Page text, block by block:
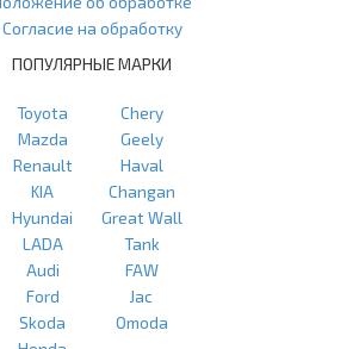
Согласие на обработку
ПОПУЛЯРНЫЕ МАРКИ
Toyota
Mazda
Renault
KIA
Hyundai
LADA
Audi
Ford
Skoda
Chery
Geely
Haval
Changan
Great Wall
Tank
FAW
Jac
Omoda